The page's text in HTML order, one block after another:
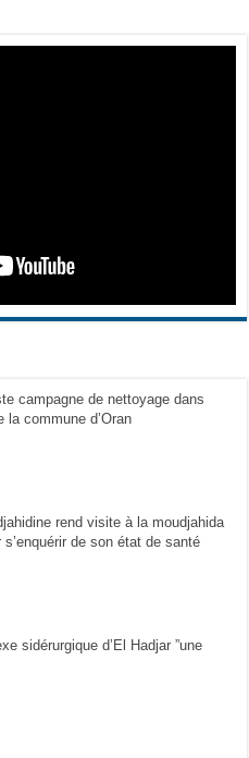
campagne de nettoyage dans
la commune d’Oran
rend visite à la moudjahida
de son état de santé
sidérurgique d’El Hadjar ”une